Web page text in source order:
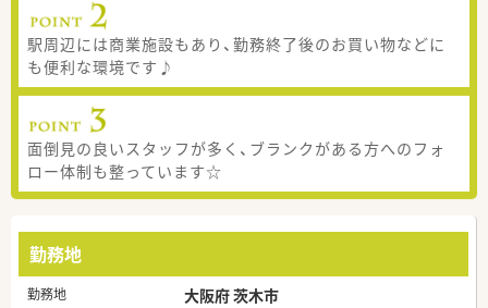
駅周辺には商業施設もあり、勤務終了後のお買い物などに
も便利な環境です♪
面倒見の良いスタッフが多く、ブランクがある方へのフォ
ロー体制も整っています☆
勤務地
勤務地 大阪府 茨木市